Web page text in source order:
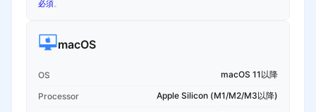
必須。
macOS
OS macOS 11以降
Processor Apple Silicon (M1/M2/M3以降)